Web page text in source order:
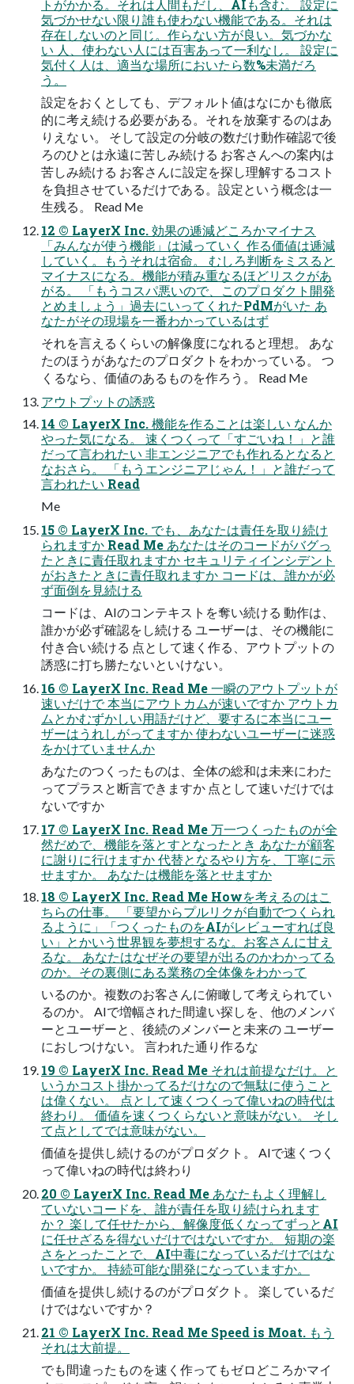
トがかかる。それは⼈間もだし、AIも含む。 設定に
気づかせない限り誰も使わない機能である。それは
存在しないのと同じ。作らない⽅が良い。気づかな
い ⼈、使わない⼈には百害あって⼀利なし。 設定に
気付く⼈は、適当な場所においたら数%未満だろ
う。
設定をおくとしても、デフォルト値はなにかも徹底
的に考え続ける必要がある。それを放棄するのはあ
りえな い。 そして設定の分岐の数だけ動作確認で後
ろのひとは永遠に苦しみ続ける お客さんへの案内は
苦しみ続ける お客さんに設定を探し理解するコスト
を負担させているだけである。設定という概念は⼀
⽣残る。 Read Me
12 © LayerX Inc. 効果の逓減どころかマイナス
「みんなが使う機能」は減っていく 作る価値は逓減
していく。もうそれは宿命。 むしろ判断をミスると
マイナスになる。機能が積み重なるほどリスクがあ
がる。 「もうコスパ悪いので、このプロダクト開発
とめましょう」過去にいってくれたPdMがいた あ
なたがその現場を⼀番わかっているはず
それを⾔えるくらいの解像度になれると理想。 あな
たのほうがあなたのプロダクトをわかっている。 つ
くるなら、価値のあるものを作ろう。 Read Me
アウトプットの誘惑
14 © LayerX Inc. 機能を作ることは楽しい なんか
やった気になる。 速くつくって「すごいね！」と誰
だって⾔われたい ⾮エンジニアでも作れるとなると
なおさら。 「もうエンジニアじゃん！」と誰だって
⾔われたい Read
Me
15 © LayerX Inc. でも、あなたは責任を取り続け
られますか Read Me あなたはそのコードがバグっ
たときに責任取れますか セキュリティインシデント
がおきたときに責任取れますか コードは、誰かが必
ず⾯倒を⾒続ける
コードは、AIのコンテキストを奪い続ける 動作は、
誰かが必ず確認をし続ける ユーザーは、その機能に
付き合い続ける 点として速く作る、アウトプットの
誘惑に打ち勝たないといけない。
16 © LayerX Inc. Read Me ⼀瞬のアウトプットが
速いだけで 本当にアウトカムが速いですか アウトカ
ムとかむずかしい⽤語だけど、要するに本当にユー
ザーはうれしがってますか 使わないユーザーに迷惑
をかけていませんか
あなたのつくったものは、全体の総和は未来にわた
ってプラスと断⾔できますか 点として速いだけでは
ないですか
17 © LayerX Inc. Read Me 万⼀つくったものが全
然だめで、機能を落とすとなったとき あなたが顧客
に謝りに⾏けますか 代替となるやり⽅を、丁寧に⽰
せますか。 あなたは機能を落とせますか
18 © LayerX Inc. Read Me Howを考えるのはこ
ちらの仕事。 「要望からプルリクが⾃動でつくられ
るように」「つくったものをAIがレビューすれば良
い」とかいう世界観を夢想するな。お客さんに⽢え
るな。 あなたはなぜその要望が出るのかわかってる
のか。その裏側にある業務の全体像をわかって
いるのか。複数のお客さんに俯瞰して考えられてい
るのか。 AIで増幅された間違い探しを、他のメンバ
ーとユーザーと、後続のメンバーと未来の ユーザー
におしつけない。 ⾔われた通り作るな
19 © LayerX Inc. Read Me それは前提なだけ。と
いうかコスト掛かってるだけなので無駄に使うこと
は偉くない。 点として速くつくって偉いねの時代は
終わり。 価値を速くつくらないと意味がない。 そし
て点としてでは意味がない。
価値を提供し続けるのがプロダクト。 AIで速くつく
って偉いねの時代は終わり
20 © LayerX Inc. Read Me あなたもよく理解し
ていないコードを、誰が責任を取り続けられます
か？ 楽して任せたから、解像度低くなってずっとAI
に任せざるを得ないだけではないですか。 短期の楽
さをとったことで、AI中毒になっているだけではな
いですか。 持続可能な開発になっていますか。
価値を提供し続けるのがプロダクト。 楽しているだ
けではないですか？
21 © LayerX Inc. Read Me Speed is Moat. もう
それは⼤前提。
でも間違ったものを速く作ってもゼロどころかマイ